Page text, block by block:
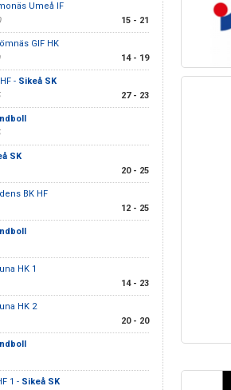
Umeå IF
15 - 21
GIF HK
14 - 19
- Sikeå SK
27 - 23
SK
20 - 25
BK HF
12 - 25
HK 1
14 - 23
HK 2
20 - 20
1 - Sikeå SK